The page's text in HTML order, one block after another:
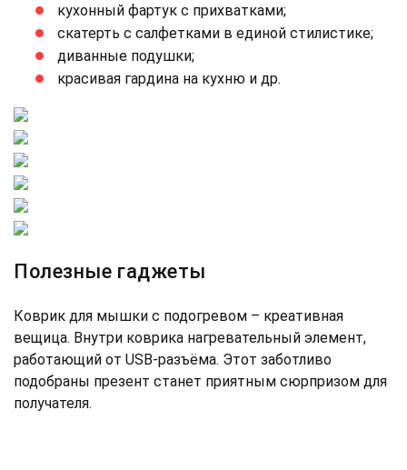
кухонный фартук с прихватками;
скатерть с салфетками в единой стилистике;
диванные подушки;
красивая гардина на кухню и др.
Полезные гаджеты
Коврик для мышки с подогревом – креативная
вещица. Внутри коврика нагревательный элемент,
работающий от USB-разъёма. Этот заботливо
подобраны презент станет приятным сюрпризом для
получателя.